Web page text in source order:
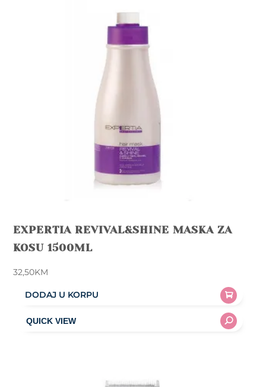
EXPERTIA REVIVAL&SHINE MASKA ZA
KOSU 1500ML
32,50KM
DODAJ U KORPU